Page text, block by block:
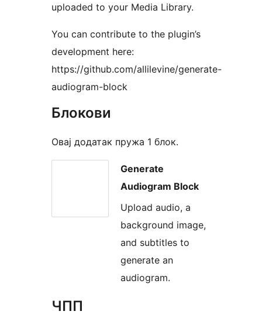
uploaded to your Media Library.
You can contribute to the plugin’s
development here:
https://github.com/allilevine/generate-
audiogram-block
Блокови
Овај додатак пружа 1 блок.
Generate
Audiogram Block
Upload audio, a
background image,
and subtitles to
generate an
audiogram.
ЧПП